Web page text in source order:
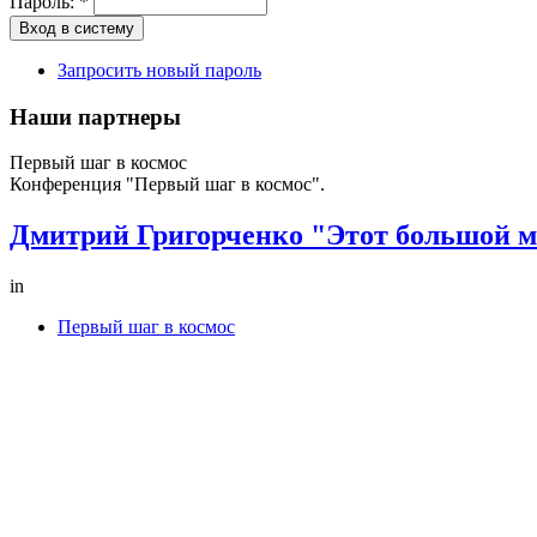
Запросить новый пароль
Наши партнеры
Первый шаг в космос
Конференция "Первый шаг в космос".
Дмитрий Григорченко "Этот большой
in
Первый шаг в космос